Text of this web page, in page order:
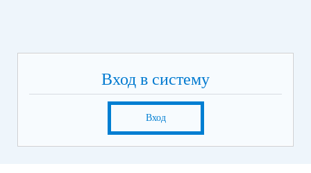
Вход в систему
Вход